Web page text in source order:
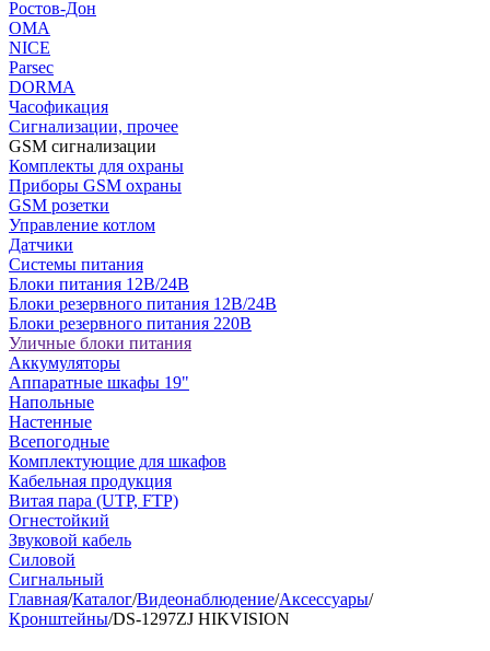
Ростов-Дон
ОМА
NICE
Parsec
DORMA
Часофикация
Сигнализации, прочее
GSM сигнализации
Комплекты для охраны
Приборы GSM охраны
GSM розетки
Управление котлом
Датчики
Системы питания
Блоки питания 12В/24В
Блоки резервного питания 12В/24В
Блоки резервного питания 220В
Уличные блоки питания
Аккумуляторы
Аппаратные шкафы 19"
Напольные
Настенные
Всепогодные
Комплектующие для шкафов
Кабельная продукция
Витая пара (UTP, FTP)
Огнестойкий
Звуковой кабель
Силовой
Сигнальный
Главная/Каталог/Видеонаблюдение/Аксессуары/
Кронштейны/DS-1297ZJ HIKVISION